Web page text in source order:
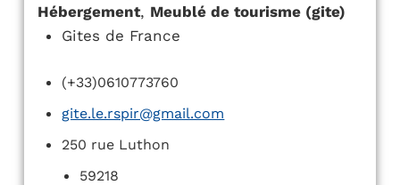
Hébergement, Meublé de tourisme (gite)
Gites de France
(+33)0610773760
gite.le.rspir@gmail.com
250 rue Luthon
59218